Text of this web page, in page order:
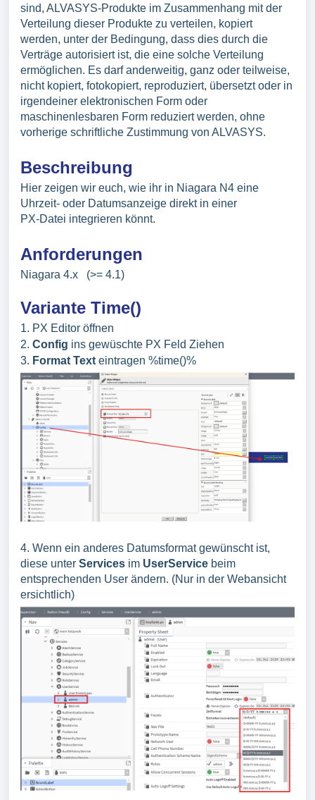
sind, ALVASYS-Produkte im Zusammenhang mit der
Verteilung dieser Produkte zu verteilen, kopiert
werden, unter der Bedingung, dass dies durch die
Verträge autorisiert ist, die eine solche Verteilung
ermöglichen. Es darf anderweitig, ganz oder teilweise,
nicht kopiert, fotokopiert, reproduziert, übersetzt oder in
irgendeiner elektronischen Form oder
maschinenlesbaren Form reduziert werden, ohne
vorherige schriftliche Zustimmung von ALVASYS.
Beschreibung
Hier zeigen wir euch, wie ihr in Niagara N4 eine
Uhrzeit- oder Datumsanzeige direkt in einer
PX-Datei integrieren könnt.
Anforderungen
Niagara 4.x (>= 4.1)
Variante Time()
1. PX Editor öffnen
2. Config ins gewüschte PX Feld Ziehen
3. Format Text eintragen %time()%
4. Wenn ein anderes Datumsformat gewünscht ist,
diese unter Services im UserService beim
entsprechenden User ändern. (Nur in der Webansicht
ersichtlich)